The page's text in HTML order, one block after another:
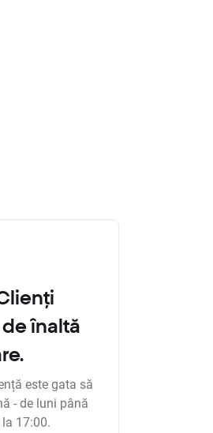
înaltă
este gata să
- de luni până
17:00.